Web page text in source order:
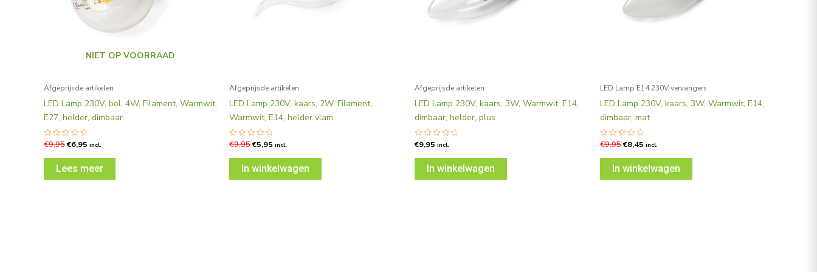
NIET OP VOORRAAD
Afgeprijsde artikelen
LED Lamp 230V, bol, 4W, Filament, Warmwit,
E27, helder, dimbaar
Gewaardeerd
uit
€9,95€6,95 incl.
Lees meer
Afgeprijsde artikelen
LED Lamp 230V, kaars, 2W, Filament,
Warmwit, E14, helder vlam
Gewaardeerd
uit
€9,95€5,95 incl.
In winkelwagen
Afgeprijsde artikelen
LED Lamp 230V, kaars, 3W, Warmwit, E14,
dimbaar, helder, plus
Gewaardeerd
uit
€9,95 incl.
In winkelwagen
LED Lamp E14 230V vervangers
LED Lamp 230V, kaars, 3W, Warmwit, E14,
dimbaar, mat
Gewaardeerd
uit
€9,95€8,45 incl.
In winkelwagen